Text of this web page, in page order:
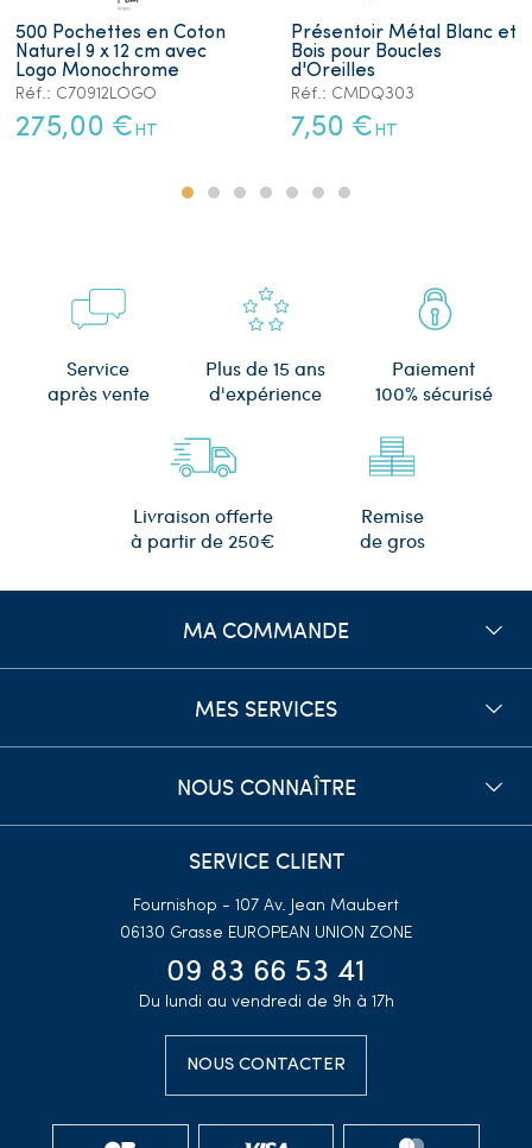
500 Pochettes en Coton
Naturel 9 x 12 cm avec
Logo Monochrome
Réf.: C70912LOGO
275,00 € HT
Présentoir Métal Blanc et
Bois pour Boucles
d'Oreilles
Réf.: CMDQ303
7,50 € HT
Service
après vente
Plus de 15 ans
d'expérience
Paiement
100% sécurisé
Livraison offerte
à partir de 250€
Remise
de gros
MA COMMANDE
MES SERVICES
NOUS CONNAÎTRE
SERVICE CLIENT
Fournishop - 107 Av. Jean Maubert
06130 Grasse EUROPEAN UNION ZONE
09 83 66 53 41
Du lundi au vendredi de 9h à 17h
NOUS CONTACTER